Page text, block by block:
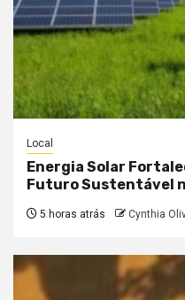
Local
Energia Solar
Futuro Sustentável
5 horas atrás Cynthia